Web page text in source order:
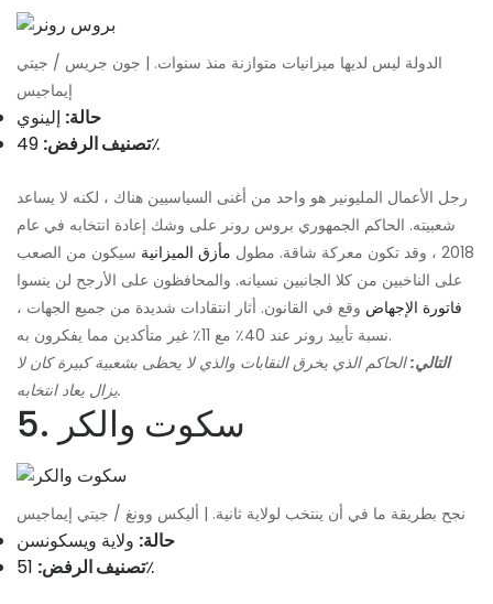
الدولة ليس لديها ميزانيات متوازنة منذ سنوات. | جون جريس / جيتي
إيماجيس
حالة: إلينوي
تصنيف الرفض:49٪
رجل الأعمال المليونير هو واحد من أغنى السياسيين هناك ، لكنه لا يساعد
شعبيته. الحاكم الجمهوري بروس رونر على وشك إعادة انتخابه في عام
2018 ، وقد تكون معركة شاقة. مطول
مأزق الميزانية سيكون من الصعب
على الناخبين من كلا الجانبين نسيانه. والمحافظون على الأرجح لن ينسوا
فاتورة الإجهاض وقع في القانون. أثار انتقادات شديدة من جميع الجهات ،
نسبة تأييد رونر عند 40٪ مع 11٪ غير متأكدين مما يفكرون به.
التالي:الحاكم الذي يخرق النقابات والذي لا يحظى بشعبية كبيرة كان لا
يزال يعاد انتخابه.
5. سكوت والكر
نجح بطريقة ما في أن ينتخب لولاية ثانية. | أليكس وونغ / جيتي إيماجيس
حالة: ولاية ويسكونسن
تصنيف الرفض:51٪